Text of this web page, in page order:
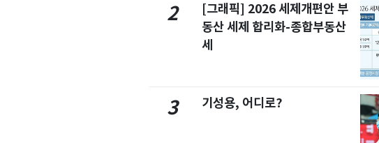
2
[그래픽] 2026 세제개편안 부
동산 세제 합리화-종합부동산
세
3 기성용, 어디로?